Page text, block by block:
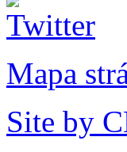
Mapa
Site by